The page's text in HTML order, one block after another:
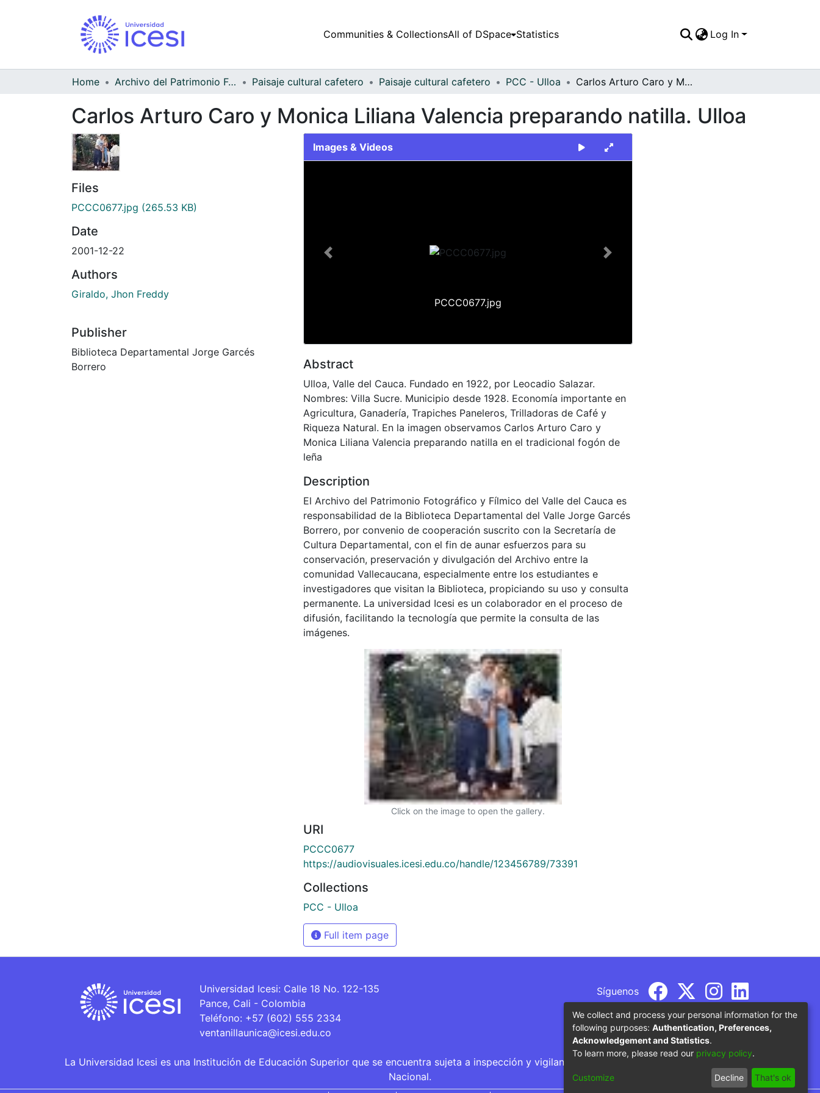
Communities & CollectionsAll of DSpace Statistics Log In
Home Archivo del Patrimonio Fotográfico y Fílmico del Valle del Cauca Paisaje cultural cafetero Paisaje cultural cafetero PCC - Ulloa Carlos Arturo Caro y Monica Liliana Valencia preparando natilla. Ulloa
Carlos Arturo Caro y Monica Liliana Valencia preparando natilla. Ulloa
Files
PCCC0677.jpg (265.53 KB)
Date
2001-12-22
Authors
Giraldo, Jhon Freddy
Publisher
Biblioteca Departamental Jorge Garcés
Borrero
Images & Videos
PCCC0677.jpg
Previous Next
Abstract
Ulloa, Valle del Cauca. Fundado en 1922, por Leocadio Salazar.
Nombres: Villa Sucre. Municipio desde 1928. Economía importante en
Agricultura, Ganadería, Trapiches Paneleros, Trilladoras de Café y
Riqueza Natural. En la imagen observamos Carlos Arturo Caro y
Monica Liliana Valencia preparando natilla en el tradicional fogón de
leña
Description
El Archivo del Patrimonio Fotográfico y Fílmico del Valle del Cauca es
responsabilidad de la Biblioteca Departamental del Valle Jorge Garcés
Borrero, por convenio de cooperación suscrito con la Secretaría de
Cultura Departamental, con el fin de aunar esfuerzos para su
conservación, preservación y divulgación del Archivo entre la
comunidad Vallecaucana, especialmente entre los estudiantes e
investigadores que visitan la Biblioteca, propiciando su uso y consulta
permanente. La universidad Icesi es un colaborador en el proceso de
difusión, facilitando la tecnología que permite la consulta de las
imágenes.
Click on the image to open the gallery.
URI
PCCC0677
https://audiovisuales.icesi.edu.co/handle/123456789/73391
Collections
PCC - Ulloa
Full item page
Universidad Icesi: Calle 18 No. 122-135
Pance, Cali - Colombia
Teléfono: +57 (602) 555 2334
ventanillaunica@icesi.edu.co
Síguenos
La Universidad Icesi es una Institución de Educación Superior que se encuentra sujeta a inspección y vigilancia por parte del Ministerio de Educación
Nacional.
We collect and process your personal information for the
following purposes: Authentication, Preferences,
Acknowledgement and Statistics.
To learn more, please read our privacy policy.
Customize Decline That's ok